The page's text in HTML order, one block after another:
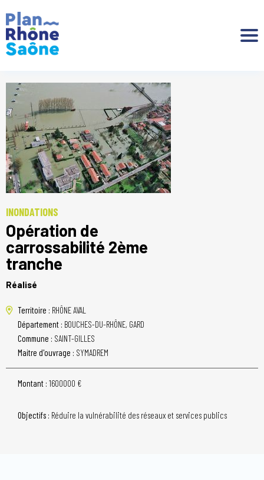
INONDATIONS
Opération de
carrossabilité 2ème
tranche
Réalisé
Territoire : RHÔNE AVAL
Département : BOUCHES-DU-RHÔNE, GARD
Commune : SAINT-GILLES
Maitre d'ouvrage : SYMADREM
Montant : 1600000 €
Objectifs : Réduire la vulnérabilité des réseaux et services publics